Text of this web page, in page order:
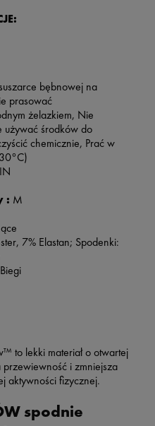
bębnowej na
prasować
żelazkiem, Nie
używać środków do
chemicznie, Prać w
: M
7% Elastan; Spodenki:
Biegi
to lekki materiał o otwartej
i zmniejsza
aktywności fizycznej.
spodnie